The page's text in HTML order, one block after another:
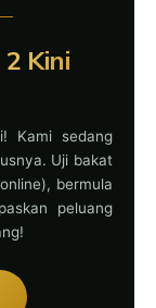
Kini
Kami sedang
Uji bakat
bermula
peluang